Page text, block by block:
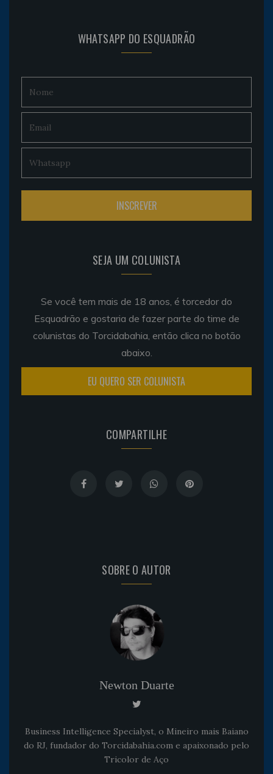
WHATSAPP DO ESQUADRÃO
SEJA UM COLUNISTA
Se você tem mais de 18 anos, é torcedor do
Esquadrão e gostaria de fazer parte do time de
colunistas do Torcidabahia, então clica no botão
abaixo.
EU QUERO SER COLUNISTA
COMPARTILHE
SOBRE O AUTOR
Newton Duarte
Business Intelligence Specialyst, o Mineiro mais Baiano
do RJ, fundador do Torcidabahia.com e apaixonado pelo
Tricolor de Aço